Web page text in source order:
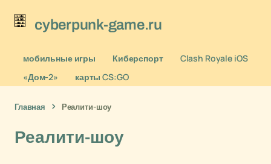
cyberpunk-game.ru
мобильные игры Киберспорт
Clash Royale iOS
«Дом-2»
карты CS:GO
Главная Реалити-шоу
Реалити-шоу